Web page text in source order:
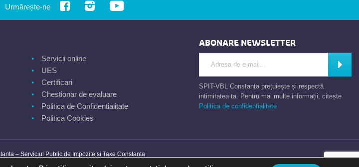
Urmărește-ne
Servicii online
UES
Certificari
Chestionar de evaluare
Politica de Confidentialitate
Politica Cookies
ABONARE NEWSLETTER
SPIT-VBL Constanța prețuiește și respectă
intimitatea ta. Pentru mai multe informații, citește
Politica de confidențialitate
– Serviciul Public de Impozite si Taxe Constanta